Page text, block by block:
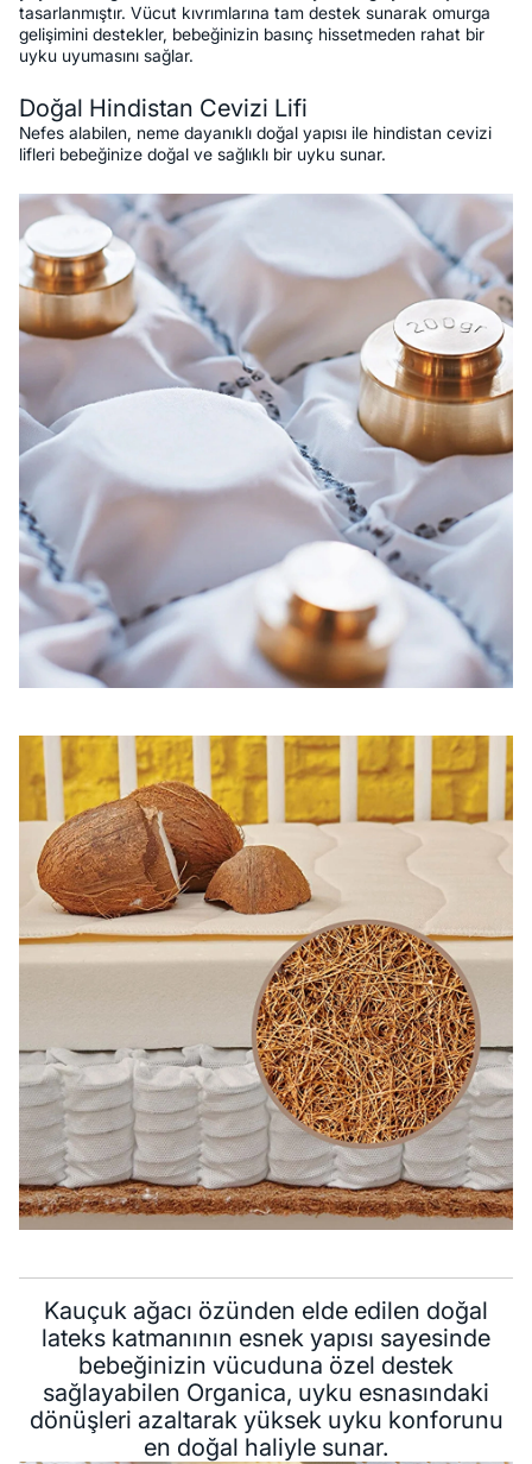
tasarlanmıştır. Vücut kıvrımlarına tam destek sunarak omurga
gelişimini destekler, bebeğinizin basınç hissetmeden rahat bir
uyku uyumasını sağlar.
Doğal Hindistan Cevizi Lifi
Nefes alabilen, neme dayanıklı doğal yapısı ile hindistan cevizi
lifleri bebeğinize doğal ve sağlıklı bir uyku sunar.
Kauçuk ağacı özünden elde edilen doğal
lateks katmanının esnek yapısı sayesinde
bebeğinizin vücuduna özel destek
sağlayabilen Organica, uyku esnasındaki
dönüşleri azaltarak yüksek uyku konforunu
en doğal haliyle sunar.